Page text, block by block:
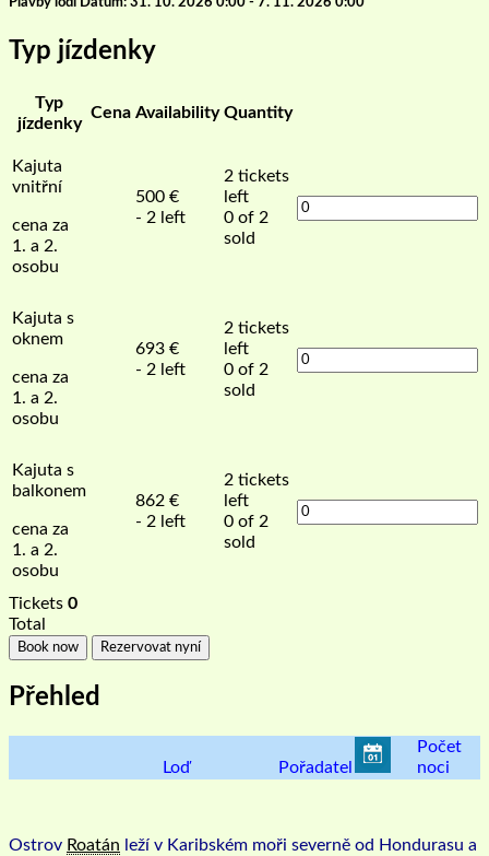
Typ jízdenky
Typ
jízdenky
Cena Availability Quantity
Kajuta
vnitřní
cena za
1. a 2.
osobu
500 €
- 2 left
2 tickets
left
0 of 2
sold
Kajuta s
oknem
cena za
1. a 2.
osobu
693 €
- 2 left
2 tickets
left
0 of 2
sold
Kajuta s
balkonem
cena za
1. a 2.
osobu
862 €
- 2 left
2 tickets
left
0 of 2
sold
Tickets 0
Total
Book now Rezervovat nyní
Přehled
Loď Pořadatel
Počet
noci
Ostrov Roatán leží v Karibském moři severně od Hondurasu a